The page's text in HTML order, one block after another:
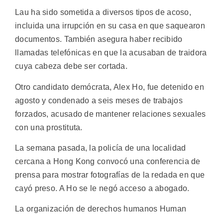
Lau ha sido sometida a diversos tipos de acoso,
incluida una irrupción en su casa en que saquearon
documentos. También asegura haber recibido
llamadas telefónicas en que la acusaban de traidora
cuya cabeza debe ser cortada.
Otro candidato demócrata, Alex Ho, fue detenido en
agosto y condenado a seis meses de trabajos
forzados, acusado de mantener relaciones sexuales
con una prostituta.
La semana pasada, la policía de una localidad
cercana a Hong Kong convocó una conferencia de
prensa para mostrar fotografías de la redada en que
cayó preso. A Ho se le negó acceso a abogado.
La organización de derechos humanos Human